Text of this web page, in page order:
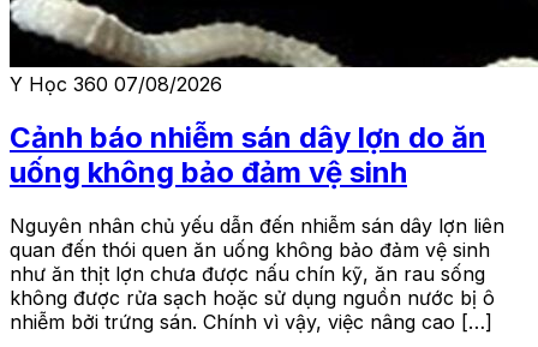
Y Học 360 07/08/2026
Cảnh báo nhiễm sán dây lợn do ăn
uống không bảo đảm vệ sinh
Nguyên nhân chủ yếu dẫn đến nhiễm sán dây lợn liên
quan đến thói quen ăn uống không bảo đảm vệ sinh
như ăn thịt lợn chưa được nấu chín kỹ, ăn rau sống
không được rửa sạch hoặc sử dụng nguồn nước bị ô
nhiễm bởi trứng sán. Chính vì vậy, việc nâng cao […]